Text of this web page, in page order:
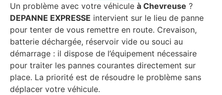
Un problème avec votre véhicule à Chevreuse ?
DEPANNE EXPRESSE intervient sur le lieu de panne
pour tenter de vous remettre en route. Crevaison,
batterie déchargée, réservoir vide ou souci au
démarrage : il dispose de l’équipement nécessaire
pour traiter les pannes courantes directement sur
place. La priorité est de résoudre le problème sans
déplacer votre véhicule.